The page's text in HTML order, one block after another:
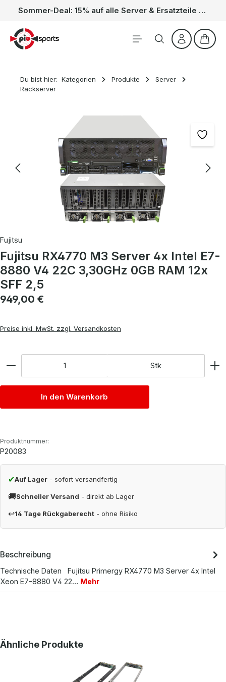
Zum Hauptinhalt springen Sommer-Deal: 15% auf alle Server & Ersatzteile – Kein Code nötig, der Rabatt wird automatisch im Warenkorb abgezogen. Gültig vom 01.06. bis 31.08.
Du bist hier: Kategorien Produkte
Server
Rackserver
Bildergalerie überspringen
Fujitsu
Fujitsu RX4770 M3 Server 4x Intel E7-
8880 V4 22C 3,30GHz 0GB RAM 12x
SFF 2,5
Regulärer Preis:
949,00 €
Preise inkl. MwSt. zzgl. Versandkosten
Stk
In den Warenkorb
Produktnummer:
P20083
✔Auf Lager - sofort versandfertig
🚚Schneller Versand - direkt ab Lager
↩14 Tage Rückgaberecht - ohne Risiko
Beschreibung
Technische Daten Fujitsu Primergy RX4770 M3 Server 4x Intel
Xeon E7-8880 V4 22… Mehr
Produktgalerie überspringen
Ähnliche Produkte